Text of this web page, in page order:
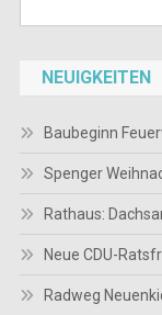
NEUIGKEITEN
Baubeginn
Spenger
Rathaus:
Neue CDU-
Radweg